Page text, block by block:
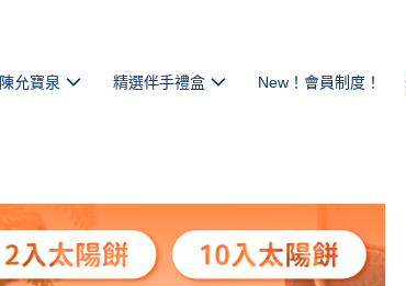
允寶泉 精選伴手禮盒 New！會員制度！